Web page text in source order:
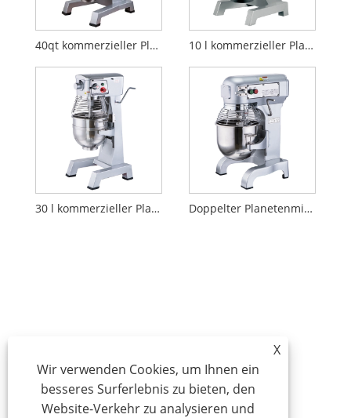
40qt kommerzieller Planetenmischer 10 l kommerzieller Planetenmischer
30 l kommerzieller Planetenmischer Doppelter Planetenmischer
X
Wir verwenden Cookies, um Ihnen ein
besseres Surferlebnis zu bieten, den
Website-Verkehr zu analysieren und